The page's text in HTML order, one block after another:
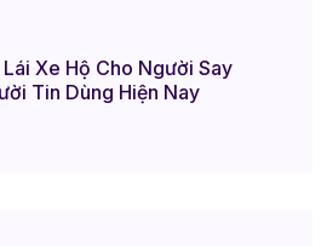
Xe Hộ Cho Người Say
Tin Dùng Hiện Nay